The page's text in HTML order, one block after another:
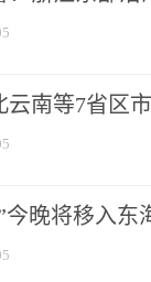
云南等7省区
晚将移入东